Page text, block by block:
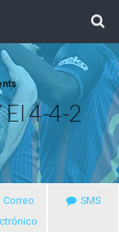
El 4-4-2
Correo
SMS